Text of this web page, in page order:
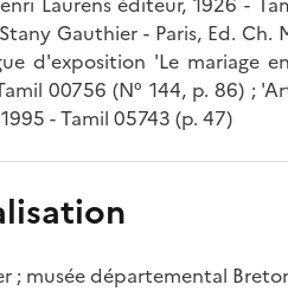
Gauthier - Paris, Ed. Ch.
d'exposition 'Le mariage
00756 (N° 144, p. 86) ;
- Tamil 05743 (p. 47)
; musée départemental